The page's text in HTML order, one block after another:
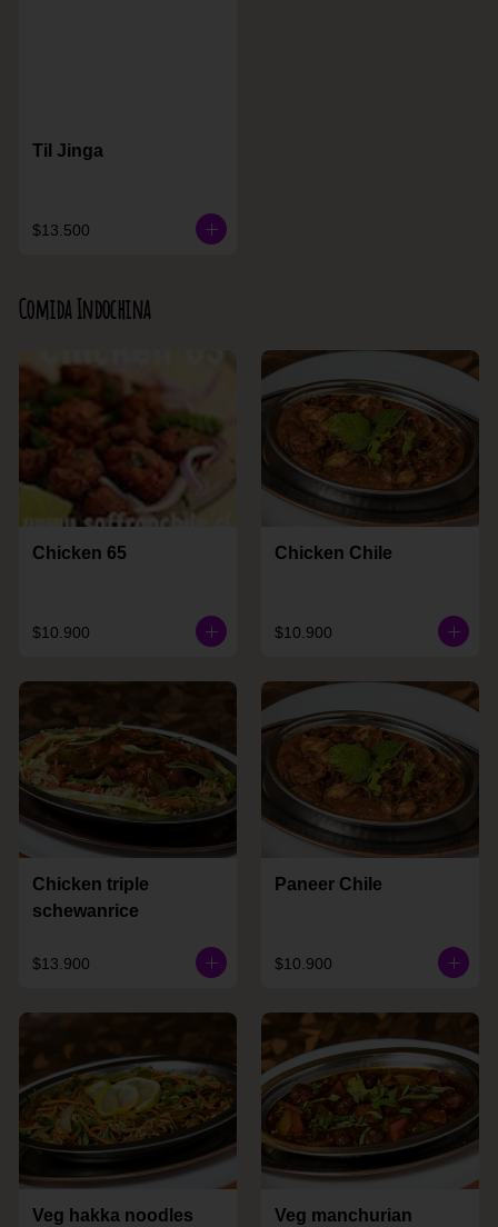
Til Jinga
$13.500
Comida Indochina
Chicken 65
$10.900
Chicken Chile
$10.900
Chicken triple
schewanrice
$13.900
Paneer Chile
$10.900
Veg hakka noodles Veg manchurian